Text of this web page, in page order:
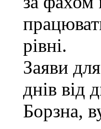
рівні.
Заяви
днів від
Борзна,